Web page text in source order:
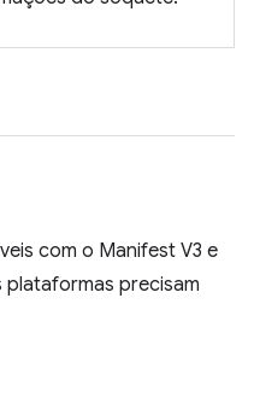
com o Manifest V3 e
plataformas precisam